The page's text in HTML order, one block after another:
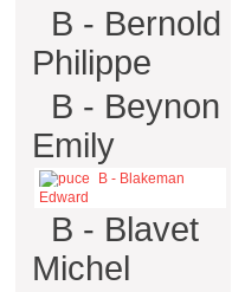
B - Bernold
Philippe
B - Beynon
Emily
B - Blakeman
Edward
B - Blavet
Michel